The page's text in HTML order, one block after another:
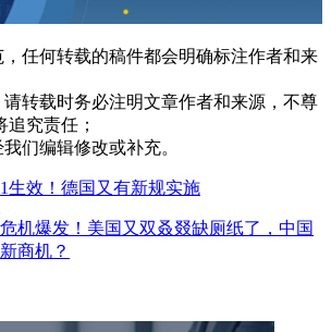
任何转载的稿件都会明确标注作者和来
转载时务必注明文章作者和来源，不尊
究责任；
们编辑修改或补充。
生效！德国又有新规实施
机爆发！美国又双叒叕缺厕纸了，中国
商机？